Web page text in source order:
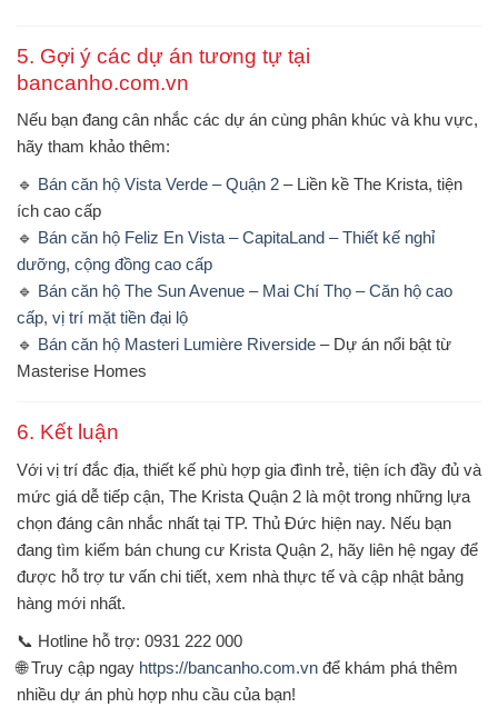
5. Gợi ý các dự án tương tự tại
bancanho.com.vn
Nếu bạn đang cân nhắc các dự án cùng phân khúc và khu vực,
hãy tham khảo thêm:
🔹 Bán căn hộ Vista Verde – Quận 2 – Liền kề The Krista, tiện
ích cao cấp
🔹 Bán căn hộ Feliz En Vista – CapitaLand – Thiết kế nghỉ
dưỡng, cộng đồng cao cấp
🔹 Bán căn hộ The Sun Avenue – Mai Chí Thọ – Căn hộ cao
cấp, vị trí mặt tiền đại lộ
🔹 Bán căn hộ Masteri Lumière Riverside – Dự án nổi bật từ
Masterise Homes
6. Kết luận
Với vị trí đắc địa, thiết kế phù hợp gia đình trẻ, tiện ích đầy đủ và
mức giá dễ tiếp cận, The Krista Quận 2 là một trong những lựa
chọn đáng cân nhắc nhất tại TP. Thủ Đức hiện nay. Nếu bạn
đang tìm kiếm bán chung cư Krista Quận 2, hãy liên hệ ngay để
được hỗ trợ tư vấn chi tiết, xem nhà thực tế và cập nhật bảng
hàng mới nhất.
📞 Hotline hỗ trợ: 0931 222 000
🌐 Truy cập ngay https://bancanho.com.vn để khám phá thêm
nhiều dự án phù hợp nhu cầu của bạn!